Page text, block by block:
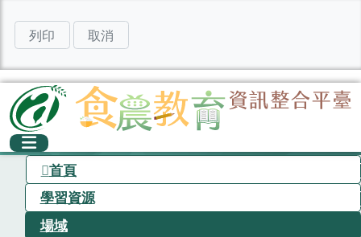
列印 取消
首頁
學習資源
場域